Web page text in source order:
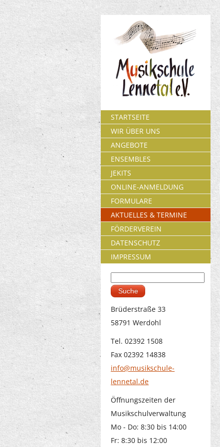
STARTSEITE
WIR ÜBER UNS
ANGEBOTE
ENSEMBLES
JEKITS
ONLINE-ANMELDUNG
FORMULARE
AKTUELLES & TERMINE
FÖRDERVEREIN
DATENSCHUTZ
IMPRESSUM
Suchformular
Brüderstraße 33
58791 Werdohl
Tel. 02392 1508
Fax 02392 14838
info@musikschule-
lennetal.de
Öffnungszeiten der
Musikschulverwaltung
Mo - Do: 8:30 bis 14:00
Fr: 8:30 bis 12:00